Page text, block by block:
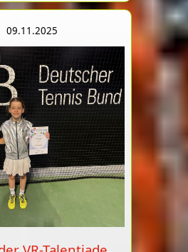
09.11.2025